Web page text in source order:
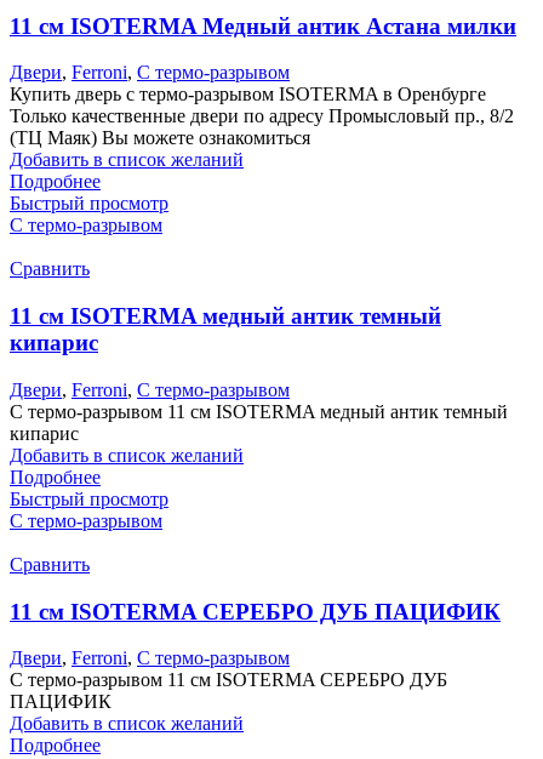
11 см ISOTERMA Медный антик Астана милки
Двери, Ferroni, С термо-разрывом
Купить дверь с термо-разрывом ISOTERMA в Оренбурге
Только качественные двери по адресу Промысловый пр., 8/2
(ТЦ Маяк) Вы можете ознакомиться
Добавить в список желаний
Подробнее
Быстрый просмотр
С термо-разрывом
Сравнить
11 см ISOTERMA медный антик темный
кипарис
Двери, Ferroni, С термо-разрывом
С термо-разрывом 11 см ISOTERMA медный антик темный
кипарис
Добавить в список желаний
Подробнее
Быстрый просмотр
С термо-разрывом
Сравнить
11 см ISOTERMA СЕРЕБРО ДУБ ПАЦИФИК
Двери, Ferroni, С термо-разрывом
С термо-разрывом 11 см ISOTERMA СЕРЕБРО ДУБ
ПАЦИФИК
Добавить в список желаний
Подробнее